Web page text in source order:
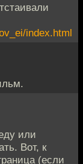
index.html
или
Вот, к
(если